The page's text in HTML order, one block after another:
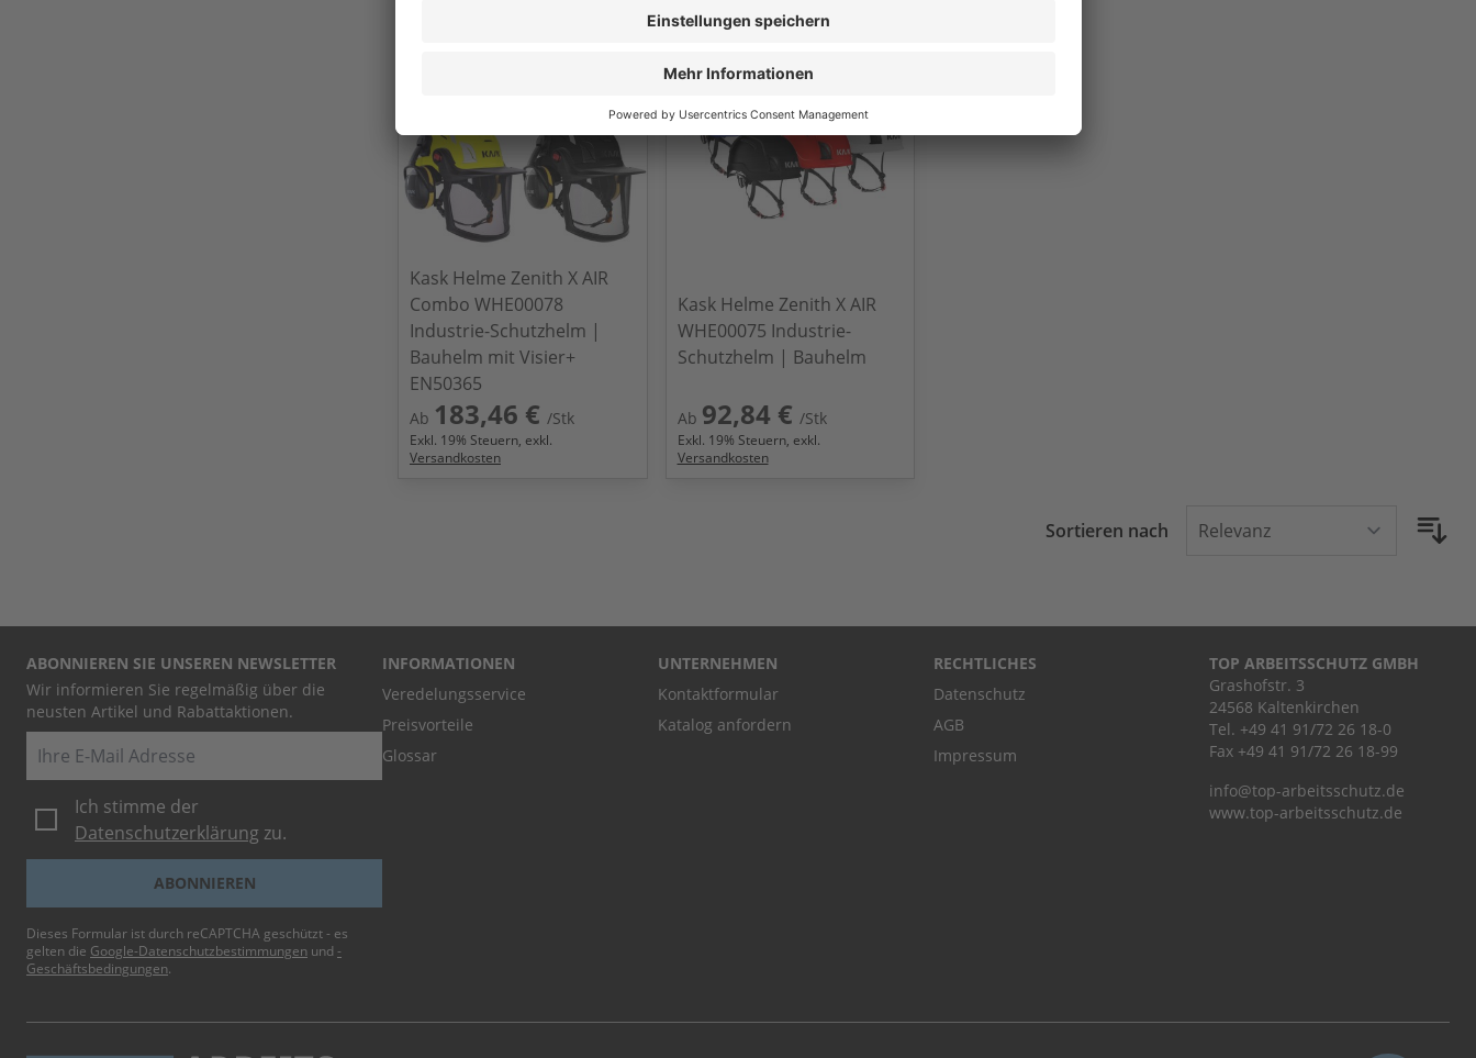
Kask Helme Zenith X AIR
Combo WHE00078
Industrie-Schutzhelm |
Bauhelm mit Visier+
EN50365
Ab 183,46 € /Stk
Exkl. 19% Steuern, exkl.
Versandkosten
Kask Helme Zenith X AIR
WHE00075 Industrie-
Schutzhelm | Bauhelm
Ab 92,84 € /Stk
Exkl. 19% Steuern, exkl.
Versandkosten
Sortieren nach
ABONNIEREN SIE UNSEREN NEWSLETTER
Wir informieren Sie regelmäßig über die
neusten Artikel und Rabattaktionen.
E-Mail
Ich stimme der
Datenschutzerklärung zu.
ABONNIEREN
Dieses Formular ist durch reCAPTCHA geschützt - es
gelten die Google-Datenschutzbestimmungen und -
Geschäftsbedingungen.
INFORMATIONEN
Veredelungsservice
Preisvorteile
Glossar
UNTERNEHMEN
Kontaktformular
Katalog anfordern
RECHTLICHES
Datenschutz
AGB
Impressum
TOP ARBEITSSCHUTZ GMBH
Grashofstr. 3
24568 Kaltenkirchen
Tel. +49 41 91/72 26 18-0
Fax +49 41 91/72 26 18-99
info@top-arbeitsschutz.de
www.top-arbeitsschutz.de